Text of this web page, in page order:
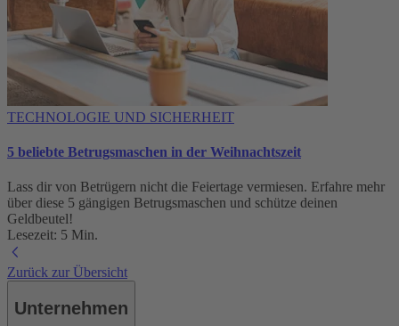
TECHNOLOGIE UND SICHERHEIT
5 beliebte Betrugsmaschen in der Weihnachtszeit
Lass dir von Betrügern nicht die Feiertage vermiesen. Erfahre mehr
über diese 5 gängigen Betrugsmaschen und schütze deinen
Geldbeutel!
Lesezeit: 5 Min.
Zurück zur Übersicht
Unternehmen